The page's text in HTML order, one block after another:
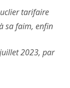
tarifaire
sa faim, enfin
2023, par